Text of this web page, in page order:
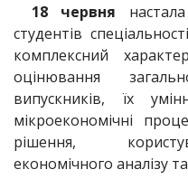
18 червня
студентів спеціальності
комплексний
оцінювання
випускників, їх
мікроекономічні
рішення,
економічного аналізу